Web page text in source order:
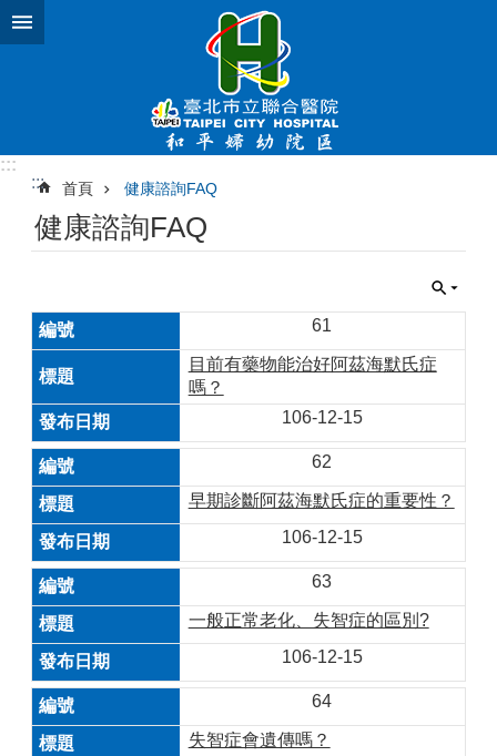
跳到主要內容區塊
:::
:::
首頁 健康諮詢FAQ
健康諮詢FAQ
61
目前有藥物能治好阿茲海默氏症
嗎？
106-12-15
62
早期診斷阿茲海默氏症的重要性？
106-12-15
63
一般正常老化、失智症的區別?
106-12-15
64
失智症會遺傳嗎？